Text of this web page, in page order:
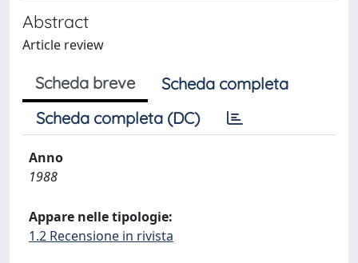
Abstract
Article review
Scheda breve
Scheda completa
Scheda completa (DC)
Anno
1988
Appare nelle tipologie:
1.2 Recensione in rivista